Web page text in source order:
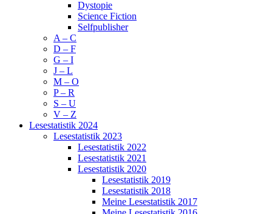
Dystopie
Science Fiction
Selfpublisher
A – C
D – F
G – I
J – L
M – O
P – R
S – U
V – Z
Lesestatistik 2024
Lesestatistik 2023
Lesestatistik 2022
Lesestatistik 2021
Lesestatistik 2020
Lesestatistik 2019
Lesestatistik 2018
Meine Lesestatistik 2017